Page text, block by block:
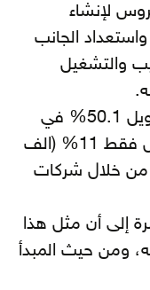
لإنشاء
دولار، واستعداد الجانب
والتشغيل
وقيل أن الجانب الروسي التزم بتمويل 50.1% في
حين أن الجانب الأردني سوف يمول فقط 11% (الف
من خلال شركات
إلى أن مثل هذا
ومن حيث المبدأ